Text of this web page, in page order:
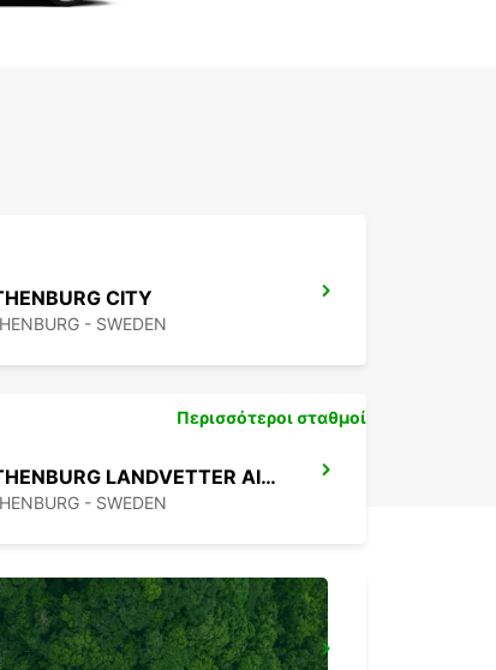
CITY
- SWEDEN
GOTHENBURG LANDVETTER AIRPORT
- SWEDEN
Περισσότεροι σταθμοί